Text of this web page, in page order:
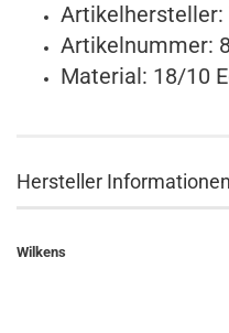
Artikelhersteller:
Artikelnummer:
Material: 18/10
Hersteller Informationen
Wilkens